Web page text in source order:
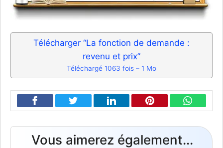
Télécharger “La fonction de demande :
revenu et prix”
Téléchargé 1063 fois – 1 Mo
Vous aimerez également...